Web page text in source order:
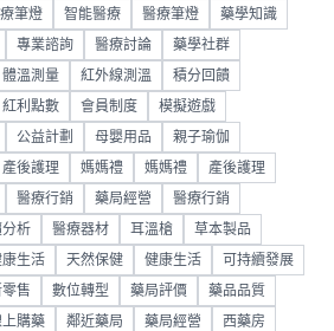
筆燈 智能醫療 醫療筆燈 藥學知識
專業諮詢 醫療討論 藥學社群
體溫測量 紅外線測溫 積分回饋
紅利點數 會員制度 模擬遊戲
公益計劃 母嬰用品 親子瑜伽
產後護理 媽媽禮 媽媽禮 產後護理
醫療行銷 藥局經營 醫療行銷
分析 醫療器材 耳溫槍 草本製品
康生活 天然保健 健康生活 可持續發展
售 數位轉型 藥局評價 藥品品質
上購藥 鄰近藥局 藥局經營 西藥房